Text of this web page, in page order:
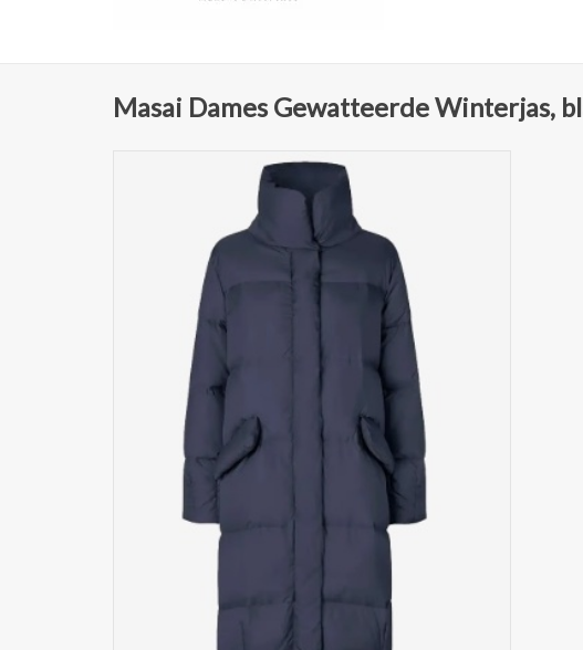
Masai Dames Gewatteerde Winterjas,